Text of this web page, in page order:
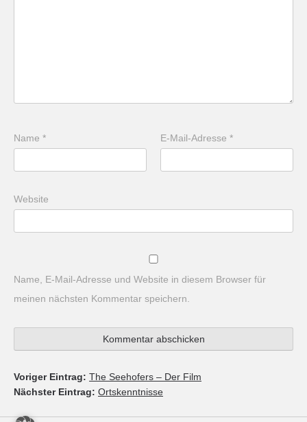
Name * E-Mail-Adresse*
Website
Name, E-Mail-Adresse und Website in diesem Browser für
meinen nächsten Kommentar speichern.
Voriger Eintrag: The Seehofers – Der Film
Nächster Eintrag: Ortskenntnisse